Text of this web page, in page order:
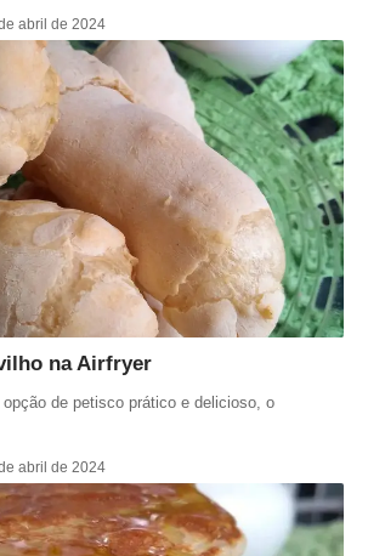
abril de 2024
na Airfryer
de petisco prático e delicioso, o
abril de 2024